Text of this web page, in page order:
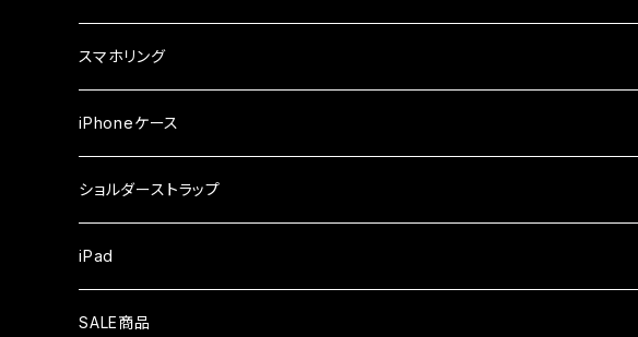
ガラスフィルム
らくらくスマホ
ガラスフィルム
OPPO
ガラスフィルム
Xiaomi
ガラスフィルム
iPhone17ProMax
スマホリング
iPhoneケース
ショルダーストラップ
iPad
液晶フィルム
SALE商品